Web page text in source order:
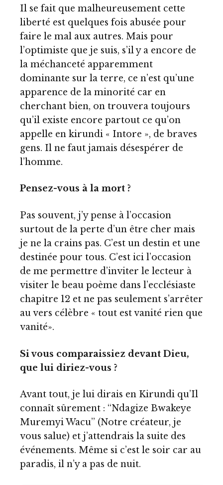
Il se fait que malheureusement cette
liberté est quelques fois abusée pour
faire le mal aux autres. Mais pour
l’optimiste que je suis, s’il y a encore de
la méchanceté apparemment
dominante sur la terre, ce n’est qu’une
apparence de la minorité car en
cherchant bien, on trouvera toujours
qu’il existe encore partout ce qu’on
appelle en kirundi « Intore », de braves
gens. Il ne faut jamais désespérer de
l’homme.
Pensez-vous à la mort ?
Pas souvent, j’y pense à l’occasion
surtout de la perte d’un être cher mais
je ne la crains pas. C’est un destin et une
destinée pour tous. C’est ici l’occasion
de me permettre d’inviter le lecteur à
visiter le beau poème dans l’ecclésiaste
chapitre 12 et ne pas seulement s’arrêter
au vers célèbre « tout est vanité rien que
vanité».
Si vous comparaissiez devant Dieu,
que lui diriez-vous ?
Avant tout, je lui dirais en Kirundi qu’Il
connaît sûrement : ‘‘Ndagize Bwakeye
Muremyi Wacu’’ (Notre créateur, je
vous salue) et j’attendrais la suite des
événements. Même si c’est le soir car au
paradis, il n’y a pas de nuit.